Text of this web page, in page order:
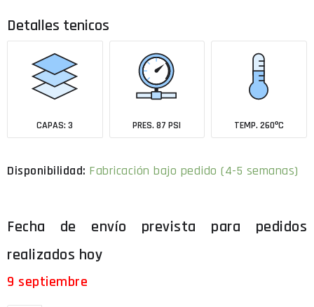
Detalles tenicos
CAPAS: 3 PRES. 87 PSI TEMP. 260ºC
Fabricación bajo pedido (4-5 semanas)
9 septiembre